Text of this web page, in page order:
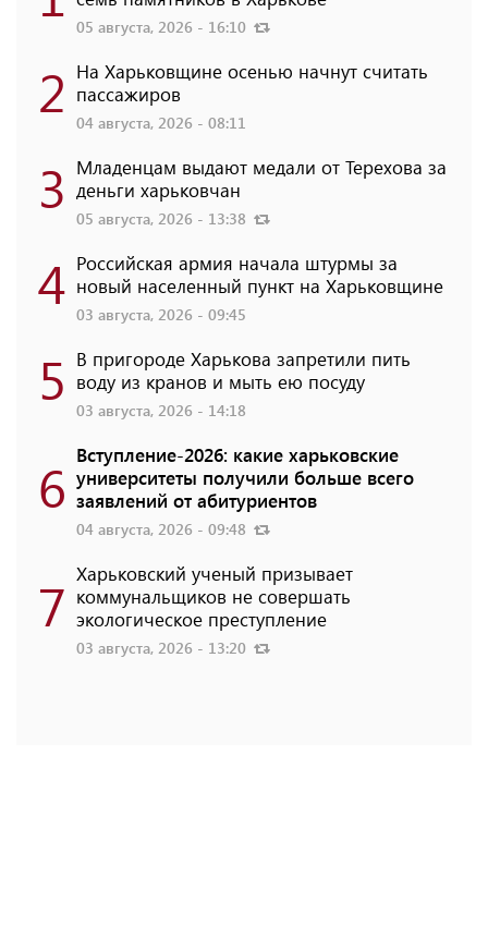
05 августа, 2026 - 16:10
2 На Харьковщине осенью начнут считать
пассажиров
04 августа, 2026 - 08:11
3 Младенцам выдают медали от Терехова за
деньги харьковчан
05 августа, 2026 - 13:38
4 Российская армия начала штурмы за
новый населенный пункт на Харьковщине
03 августа, 2026 - 09:45
5 В пригороде Харькова запретили пить
воду из кранов и мыть ею посуду
03 августа, 2026 - 14:18
6 Вступление-2026: какие харьковские
университеты получили больше всего
заявлений от абитуриентов
04 августа, 2026 - 09:48
7 Харьковский ученый призывает
коммунальщиков не совершать
экологическое преступление
03 августа, 2026 - 13:20